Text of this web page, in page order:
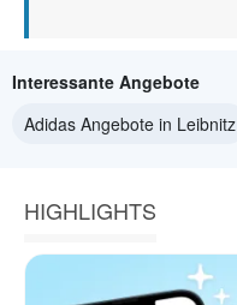
Interessante Angebote
Adidas Angebote in Leibnitz
HIGHLIGHTS